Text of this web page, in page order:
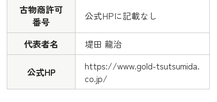
古物商許可
番号
公式HPに記載なし
代表者名 堤田 龍治
公式HP
https://www.gold-tsutsumida.
co.jp/